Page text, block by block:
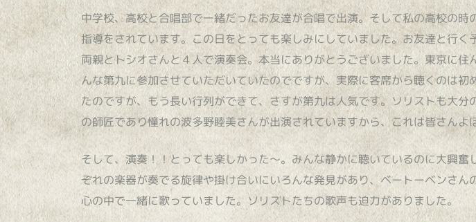
中学校、高校と合唱部で一緒だったお友達が合唱で出演。そして私の高校の
指導をされています。この日をとっても楽しみにしていました。お友達と行
両親とトシオさんと４人で演奏会。本当にありがとうございました。東京に
んな第九に参加させていただいていたのでですが、実際に客席から聴くのは
たのですが、もう長い行列ができて、さすが第九は人気です。ソリストも大
の師匠であり憧れの波多野睦美さんが出演されていますから、これは皆さんよ
そして、演奏！！とっても楽しかった～。みんな静かに聴いているのに大興
ぞれの楽器が奏でる旋律や掛け合いにいろんな発見があり、ベートーベンさ
心の中で一緒に歌っていました。ソリストたちの歌声も迫力がありました。